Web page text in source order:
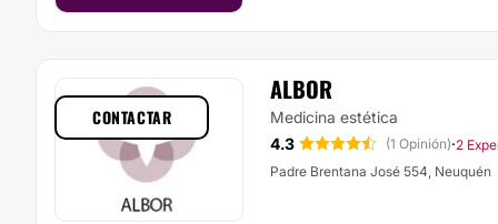
ALBOR
Medicina estética
4.3
(1 Opinión)·2
Padre Brentana José 554, Neuquén
CONTACTAR